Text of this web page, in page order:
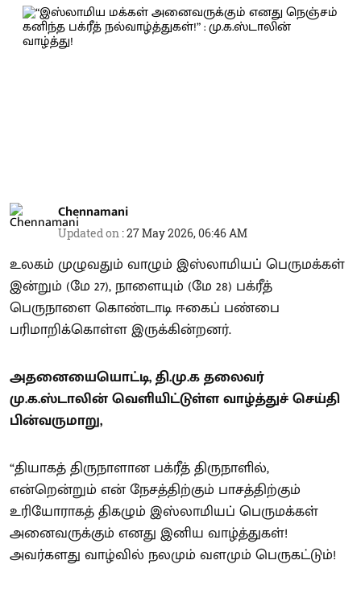
Chennamani
Updated on :27 May 2026, 06:46 AM
உலகம் முழுவதும் வாழும் இஸ்லாமியப் பெருமக்கள்
இன்றும் (மே 27), நாளையும் (மே 28) பக்ரீத்
பெருநாளை கொண்டாடி ஈகைப் பண்பை
பரிமாறிக்கொள்ள இருக்கின்றனர்.
அதனையையொட்டி, தி.மு.க தலைவர்
மு.க.ஸ்டாலின் வெளியிட்டுள்ள வாழ்த்துச் செய்தி
பின்வருமாறு,
“தியாகத் திருநாளான பக்ரீத் திருநாளில்,
என்றென்றும் என் நேசத்திற்கும் பாசத்திற்கும்
உரியோராகத் திகழும் இஸ்லாமியப் பெருமக்கள்
அனைவருக்கும் எனது இனிய வாழ்த்துகள்!
அவர்களது வாழ்வில் நலமும் வளமும் பெருகட்டும்!